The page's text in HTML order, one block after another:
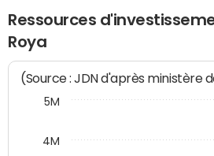
Ressources
Roya
(Source : JDN d'après ministère
4M
5M